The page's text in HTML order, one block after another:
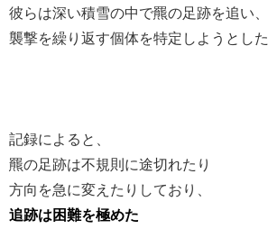
彼らは深い積雪の中で羆の足跡を追い、
襲撃を繰り返す個体を特定しようとした
記録によると、
羆の足跡は不規則に途切れたり
方向を急に変えたりしており、
追跡は困難を極めた